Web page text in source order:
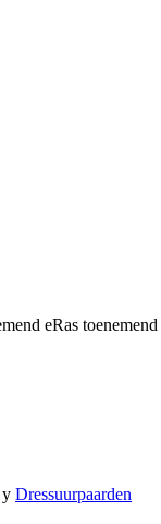
eRas toenemend
y Dressuurpaarden